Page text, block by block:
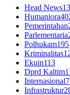
Head News
Humaniora
Pemerintahan
Parlementaria
Polhukam195
Kriminalitas
Ekuin113
Dprd Kaltim
Internasional
Infrastruktur